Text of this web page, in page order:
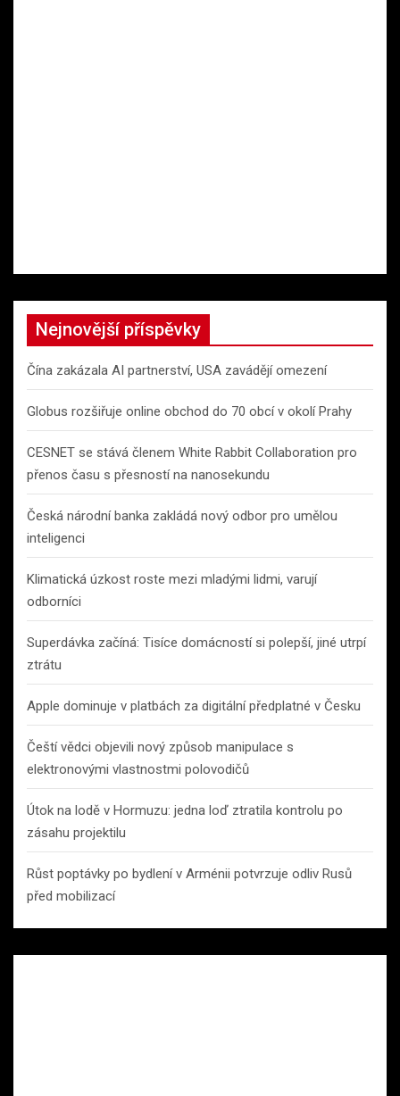
Nejnovější příspěvky
Čína zakázala AI partnerství, USA zavádějí omezení
Globus rozšiřuje online obchod do 70 obcí v okolí Prahy
CESNET se stává členem White Rabbit Collaboration pro
přenos času s přesností na nanosekundu
Česká národní banka zakládá nový odbor pro umělou
inteligenci
Klimatická úzkost roste mezi mladými lidmi, varují
odborníci
Superdávka začíná: Tisíce domácností si polepší, jiné utrpí
ztrátu
Apple dominuje v platbách za digitální předplatné v Česku
Čeští vědci objevili nový způsob manipulace s
elektronovými vlastnostmi polovodičů
Útok na lodě v Hormuzu: jedna loď ztratila kontrolu po
zásahu projektilu
Růst poptávky po bydlení v Arménii potvrzuje odliv Rusů
před mobilizací